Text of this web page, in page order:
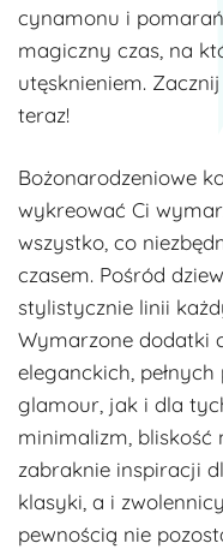
cynamonu i
magiczny czas, na
utęsknieniem.
teraz!
Bożonarodzeniowe
wykreować Ci
wszystko, co
czasem. Pośród
stylistycznie linii
Wymarzone dodatki
eleganckich,
glamour, jak i dla
minimalizm, bliskość
zabraknie inspiracji
klasyki, a i
pewnością nie